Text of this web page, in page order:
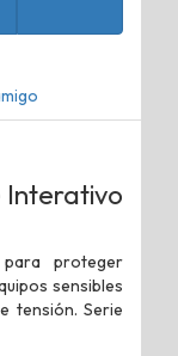
Interativo
proteger
sensibles
tensión. Serie